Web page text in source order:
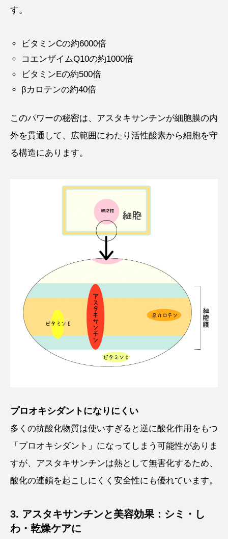
す。
ビタミンCの約6000倍
コエンザイムQ10の約1000倍
ビタミンEの約500倍
βカロテンの約40倍
このパワーの秘密は、アスタキサンチンが細胞膜の内
外を貫通して、広範囲にわたり活性酸素から細胞を守
る構造にあります。
プロオキシダントになりにくい
多くの抗酸化物質は使いすぎると逆に酸化作用をもつ
「プロオキシダント」になってしまう可能性がありま
すが、アスタキサンチンは熱として無害化するため、
酸化の連鎖を起こしにくく安全性にも優れています。
3. アスタキサンチンと美容効果：シミ・し
わ・乾燥ケアに